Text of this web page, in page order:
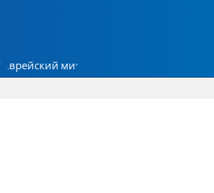
Еврейский мир